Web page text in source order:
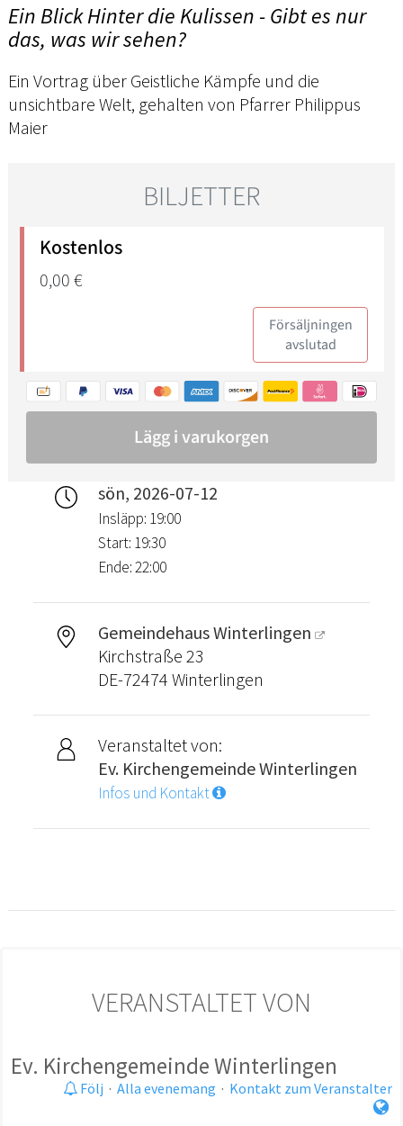
Ein Blick Hinter die Kulissen - Gibt es nur
das, was wir sehen?
Ein Vortrag über Geistliche Kämpfe und die
unsichtbare Welt, gehalten von Pfarrer Philippus
Maier
sön, 2026-07-12
Insläpp: 19:00
Start: 19:30
Ende: 22:00
Gemeindehaus Winterlingen
Kirchstraße 23
DE-72474 Winterlingen
Veranstaltet von:
Ev. Kirchengemeinde Winterlingen
Infos und Kontakt
VERANSTALTET VON
Ev. Kirchengemeinde Winterlingen
Följ · Alla evenemang · Kontakt zum Veranstalter